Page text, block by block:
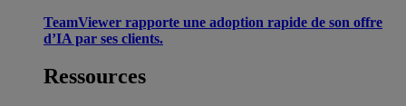
TeamViewer rapporte une adoption rapide de son offre
d’IA par ses clients.
Ressources